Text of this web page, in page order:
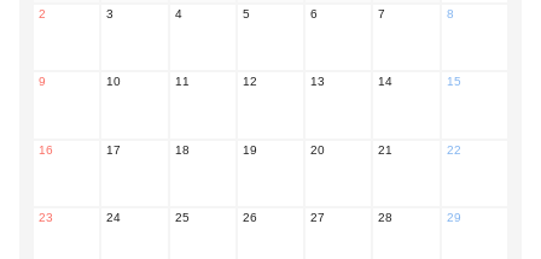
2 3 4 5 6 7 8
9 10 11 12 13 14 15
16 17 18 19 20 21 22
23 24 25 26 27 28 29